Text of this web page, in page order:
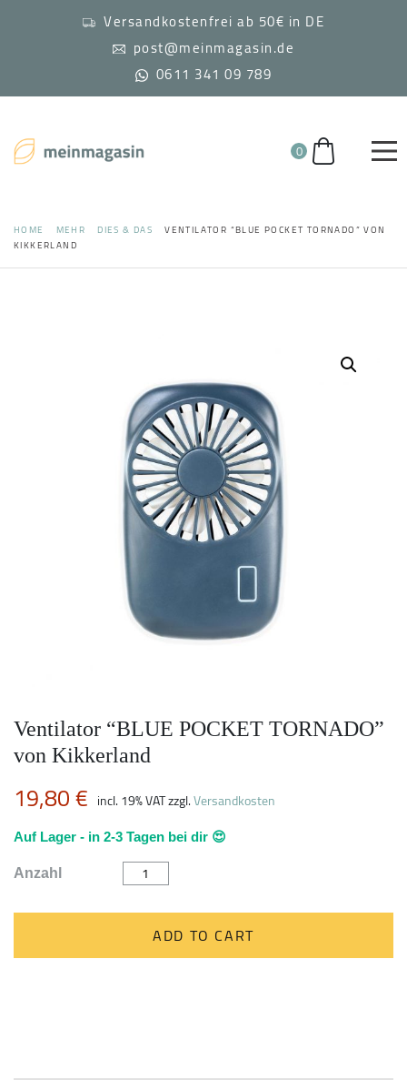
Versandkostenfrei ab 50€ in DE
post@meinmagasin.de
0611 341 09 789
0
HOME MEHR DIES & DAS
VENTILATOR “BLUE POCKET TORNADO” VON
KIKKERLAND
Ventilator “BLUE POCKET TORNADO”
von Kikkerland
19,80€ incl. 19% VATzzgl.Versandkosten
Auf Lager - in 2-3 Tagen bei dir 😍
Anzahl
Ventilator
"BLUE
TORNADO"
Kikkerland
quantity
ADD TO CART